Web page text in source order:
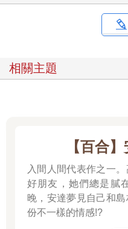
相關主題
【百合
入間人間代表作之一
好朋友，她們總是膩
晚，安達夢見自己和
份不一樣的情感!?